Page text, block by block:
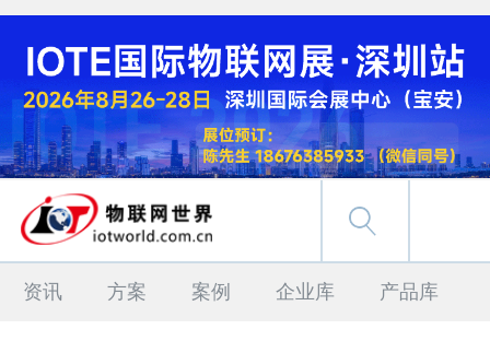
资讯 方案 案例 企业库 产品库